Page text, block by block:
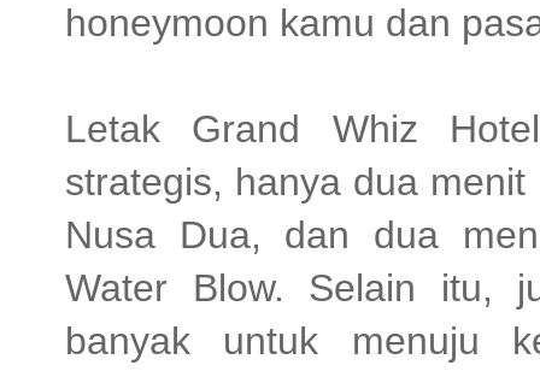
honeymoon kamu dan
Letak Grand Whiz
strategis, hanya dua
Nusa Dua, dan dua
Water Blow. Selain itu,
banyak untuk menuju